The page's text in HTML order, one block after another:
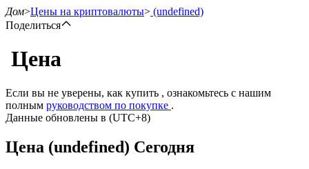
Дом>Цены на криптовалюты> (undefined)
Поделиться
Цена
Если вы не уверены, как купить , ознакомьтесь с нашим
полным руководством по покупке .
Данные обновлены в (UTC+8)
Цена (undefined) Сегодня